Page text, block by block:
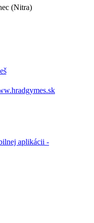
(Nitra)
aplikácii -